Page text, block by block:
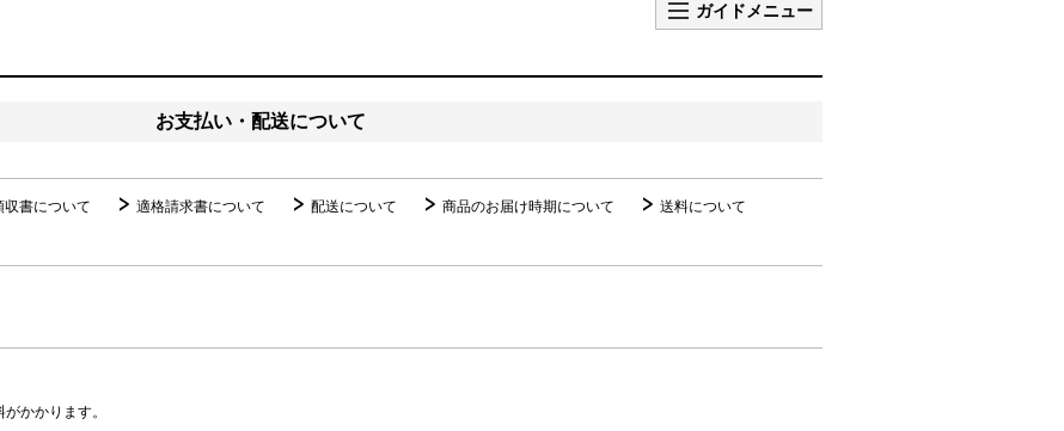
ガイドメニュー
お支払い・配送について
収書について 適格請求書について 配送について 商品のお届け時期について
送料について
かかります。